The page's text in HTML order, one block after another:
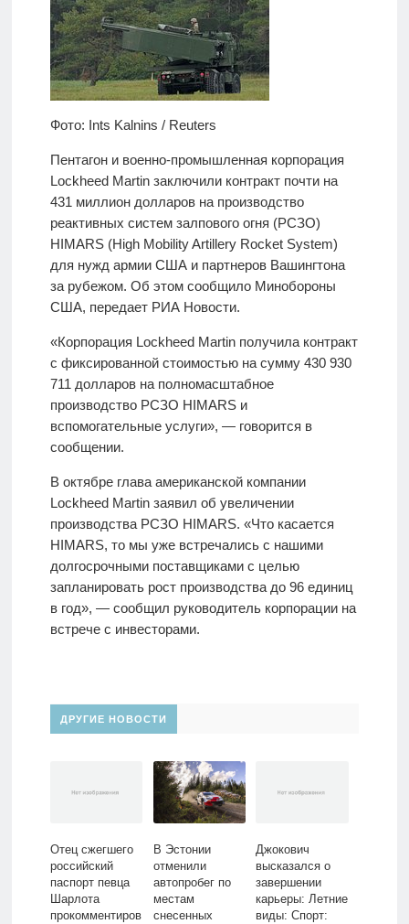
Фото: Ints Kalnins / Reuters
Пентагон и военно-промышленная корпорация
Lockheed Martin заключили контракт почти на
431 миллион долларов на производство
реактивных систем залпового огня (РСЗО)
HIMARS (High Mobility Artillery Rocket System)
для нужд армии США и партнеров Вашингтона
за рубежом. Об этом сообщило Минобороны
США, передает РИА Новости.
«Корпорация Lockheed Martin получила контракт
с фиксированной стоимостью на сумму 430 930
711 долларов на полномасштабное
производство РСЗО HIMARS и
вспомогательные услуги», — говорится в
сообщении.
В октябре глава американской компании
Lockheed Martin заявил об увеличении
производства РСЗО HIMARS. «Что касается
HIMARS, то мы уже встречались с нашими
долгосрочными поставщиками с целью
запланировать рост производства до 96 единиц
в год», — сообщил руководитель корпорации на
встрече с инвесторами.
ДРУГИЕ НОВОСТИ
Отец сжегшего
российский
паспорт певца
Шарлота
прокомментиров
В Эстонии
отменили
автопробег по
местам
снесенных
Джокович
высказался о
завершении
карьеры: Летние
виды: Спорт: